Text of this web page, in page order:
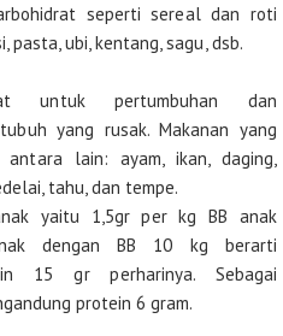
seperti sereal dan roti
ubi, kentang, sagu, dsb.
untuk pertumbuhan dan
yang rusak. Makanan yang
antara lain: ayam, ikan, daging,
tahu, dan tempe.
yaitu 1,5gr per kg BB anak
dengan BB 10 kg berarti
15 gr perharinya. Sebagai
protein 6 gram.